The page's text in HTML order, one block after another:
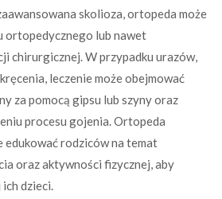
skolioza, ortopeda może
ortopedycznego lub nawet
chirurgicznej. W przypadku urazów,
leczenie może obejmować
za pomocą gipsu lub szyny oraz
procesu gojenia. Ortopeda
edukować rodziców na temat
oraz aktywności fizycznej, aby
dzieci.